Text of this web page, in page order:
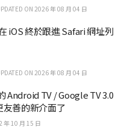
ON 2026 年 08 月 04 日
iOS 終於跟進 Safari 網址列
ON 2026 年 08 月 04 日
Android TV / Google TV 3.0
友善的新介面了
年 10 月 15 日